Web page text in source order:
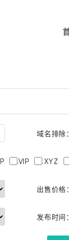
域名排除
.VIP .XYZ
出售价格
发布时间